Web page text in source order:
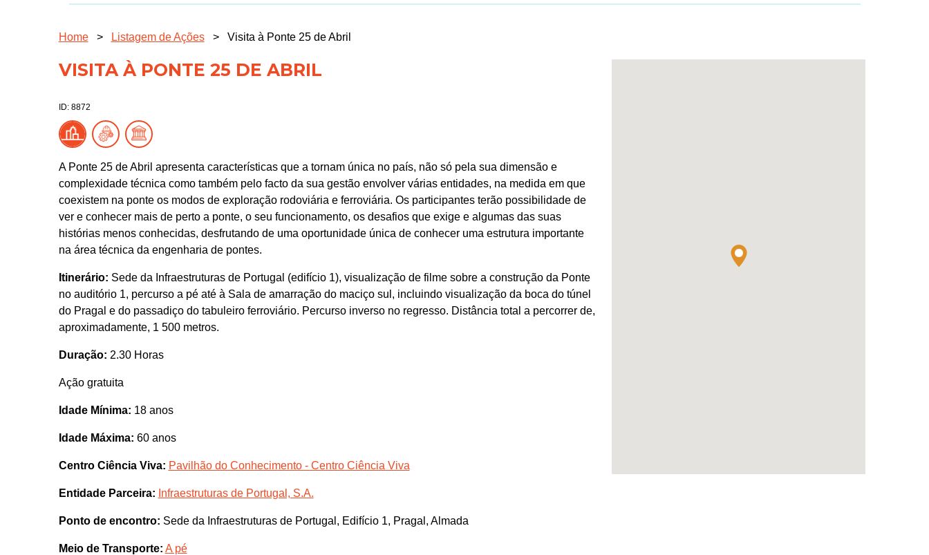
Home > Listagem de Ações > Visita à Ponte 25 de Abril
VISITA À PONTE 25 DE ABRIL
ID: 8872
A Ponte 25 de Abril apresenta características que a tornam única no país, não só pela sua dimensão e
complexidade técnica como também pelo facto da sua gestão envolver várias entidades, na medida em que
coexistem na ponte os modos de exploração rodoviária e ferroviária. Os participantes terão possibilidade de
ver e conhecer mais de perto a ponte, o seu funcionamento, os desafios que exige e algumas das suas
histórias menos conhecidas, desfrutando de uma oportunidade única de conhecer uma estrutura importante
na área técnica da engenharia de pontes.
Itinerário: Sede da Infraestruturas de Portugal (edifício 1), visualização de filme sobre a construção da Ponte
no auditório 1, percurso a pé até à Sala de amarração do maciço sul, incluindo visualização da boca do túnel
do Pragal e do passadiço do tabuleiro ferroviário. Percurso inverso no regresso. Distância total a percorrer de,
aproximadamente, 1 500 metros.
Duração: 2.30 Horas
Ação gratuita
Idade Mínima: 18 anos
Idade Máxima: 60 anos
Centro Ciência Viva: Pavilhão do Conhecimento - Centro Ciência Viva
Entidade Parceira: Infraestruturas de Portugal, S.A.
Ponto de encontro: Sede da Infraestruturas de Portugal, Edifício 1, Pragal, Almada
Meio de Transporte: A pé